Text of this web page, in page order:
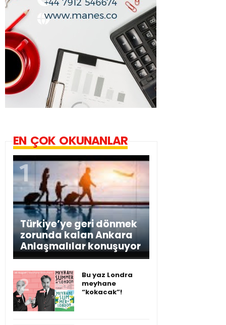
EN ÇOK OKUNANLAR
Türkiye’ye geri dönmek
zorunda kalan Ankara
Anlaşmalılar konuşuyor
Bu yaz Londra
meyhane
“kokacak”!